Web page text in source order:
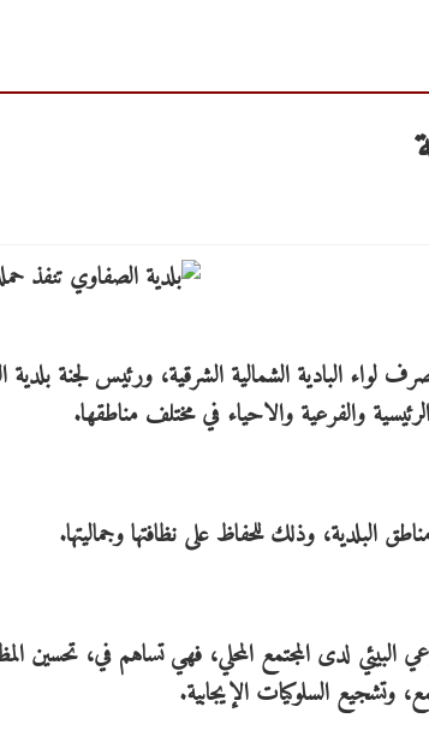
لواء البادية الشمالية الشرقية، ورئيس لجنة
والفرعية والاحياء في مختلف مناطقها.
البلدية، وذلك للحفاظ على نظافتها وجماليتها.
لدى المجتمع المحلي، فهي تساهم في، تحسين
وتشجيع السلوكيات الإيجابية.